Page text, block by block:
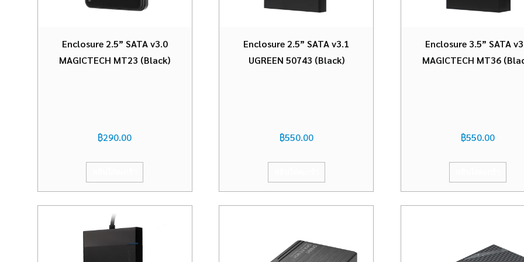
Enclosure 2.5” SATA v3.0
MAGICTECH MT23 (Black)
฿290.00
Enclosure 2.5” SATA v3.1
UGREEN 50743 (Black)
฿550.00
Enclosure 3.5” SATA
MAGICTECH MT36
฿550.00